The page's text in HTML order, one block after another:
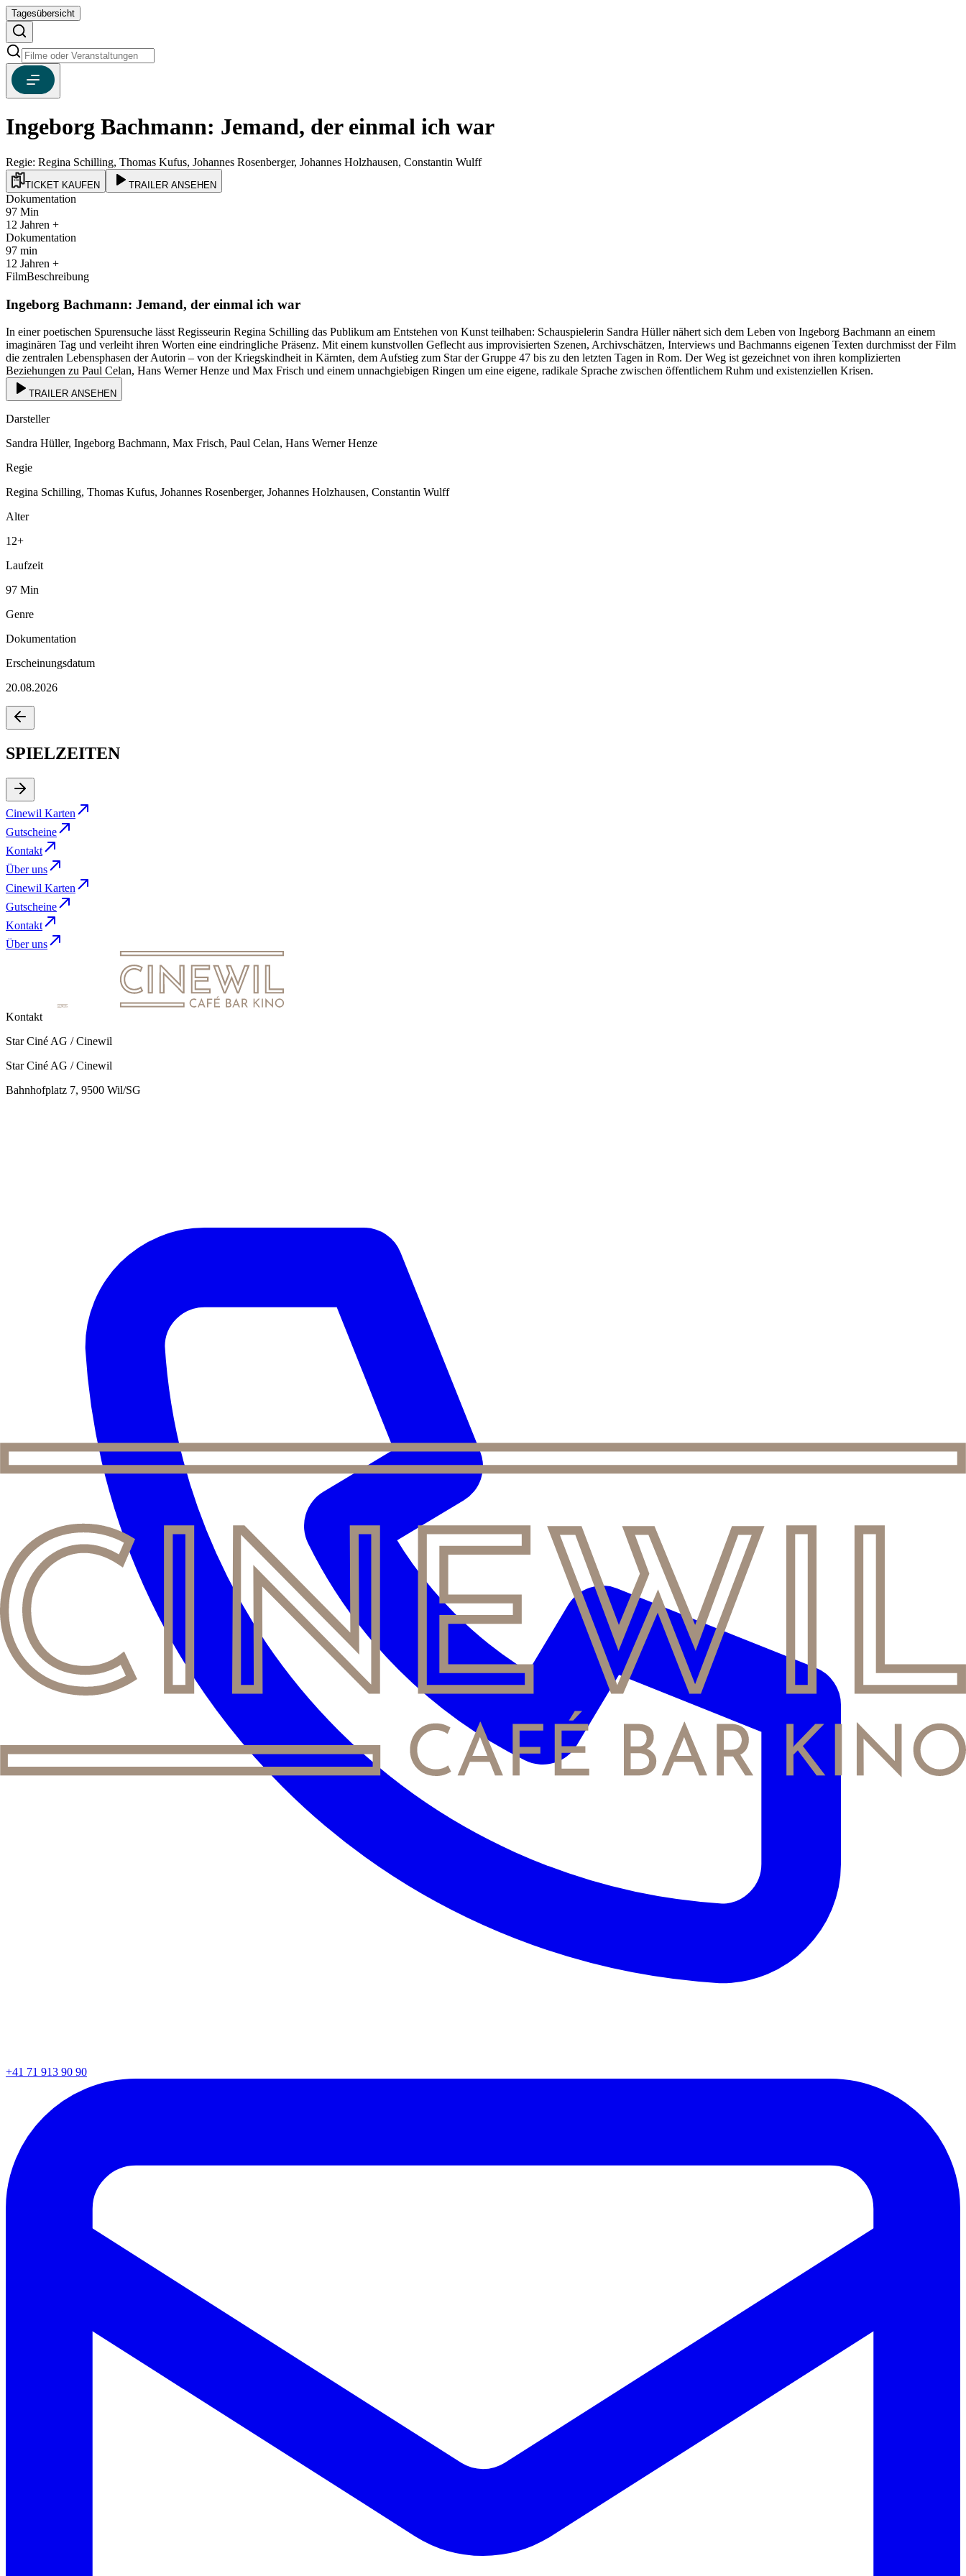
Tagesübersicht
Ingeborg Bachmann: Jemand, der einmal ich war
Regie: Regina Schilling, Thomas Kufus, Johannes Rosenberger, Johannes Holzhausen, Constantin Wulff
TICKET KAUFEN TRAILER ANSEHEN
Dokumentation
97 Min
12 Jahren +
Dokumentation
97 min
12 Jahren +
FilmBeschreibung
Ingeborg Bachmann: Jemand, der einmal ich war
In einer poetischen Spurensuche lässt Regisseurin Regina Schilling das Publikum am Entstehen von Kunst teilhaben: Schauspielerin Sandra Hüller nähert sich dem Leben von Ingeborg Bachmann an einem
imaginären Tag und verleiht ihren Worten eine eindringliche Präsenz. Mit einem kunstvollen Geflecht aus improvisierten Szenen, Archivschätzen, Interviews und Bachmanns eigenen Texten durchmisst der Film
die zentralen Lebensphasen der Autorin – von der Kriegskindheit in Kärnten, dem Aufstieg zum Star der Gruppe 47 bis zu den letzten Tagen in Rom. Der Weg ist gezeichnet von ihren komplizierten
Beziehungen zu Paul Celan, Hans Werner Henze und Max Frisch und einem unnachgiebigen Ringen um eine eigene, radikale Sprache zwischen öffentlichem Ruhm und existenziellen Krisen.
TRAILER ANSEHEN
Darsteller
Sandra Hüller, Ingeborg Bachmann, Max Frisch, Paul Celan, Hans Werner Henze
Regie
Regina Schilling, Thomas Kufus, Johannes Rosenberger, Johannes Holzhausen, Constantin Wulff
Alter
12+
Laufzeit
97 Min
Genre
Dokumentation
Erscheinungsdatum
20.08.2026
SPIELZEITEN
Cinewil Karten
Gutscheine
Kontakt
Über uns
Cinewil Karten
Gutscheine
Kontakt
Über uns
Kontakt
Star Ciné AG / Cinewil
Star Ciné AG / Cinewil
Bahnhofplatz 7, 9500 Wil/SG
+41 71 913 90 90